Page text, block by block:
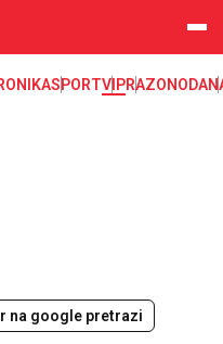
SPORTVIPRAZONODA
na google pretrazi